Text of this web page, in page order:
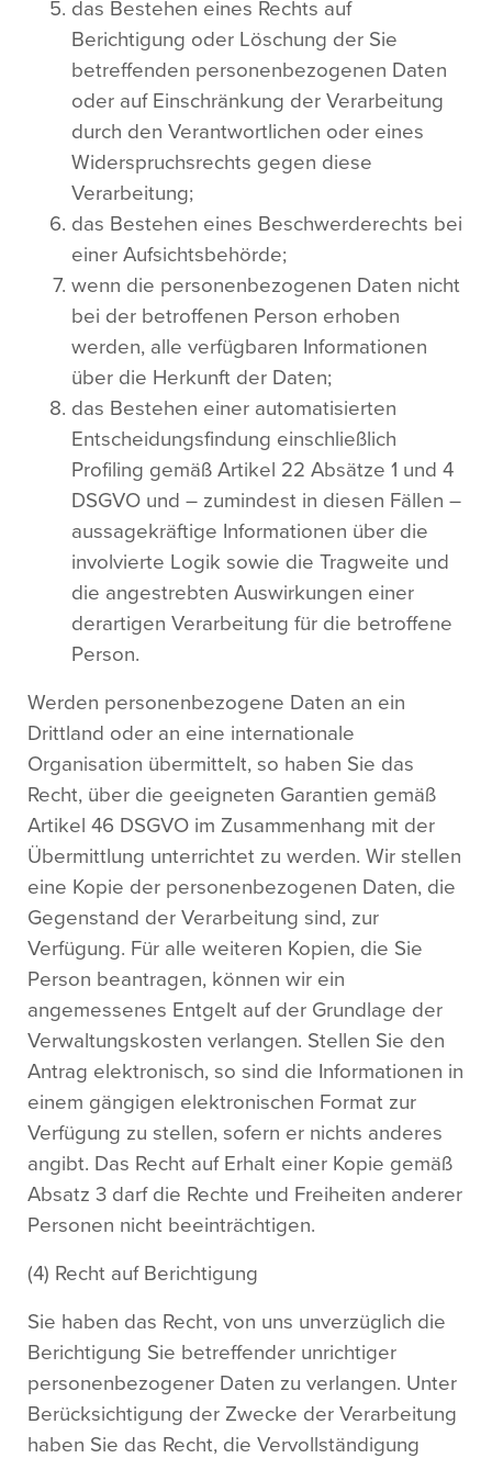
das Bestehen eines Rechts auf
Berichtigung oder Löschung der Sie
betreffenden personenbezogenen Daten
oder auf Einschränkung der Verarbeitung
durch den Verantwortlichen oder eines
Widerspruchsrechts gegen diese
Verarbeitung;
das Bestehen eines Beschwerderechts bei
einer Aufsichtsbehörde;
wenn die personenbezogenen Daten nicht
bei der betroffenen Person erhoben
werden, alle verfügbaren Informationen
über die Herkunft der Daten;
das Bestehen einer automatisierten
Entscheidungsfindung einschließlich
Profiling gemäß Artikel 22 Absätze 1 und 4
DSGVO und – zumindest in diesen Fällen –
aussagekräftige Informationen über die
involvierte Logik sowie die Tragweite und
die angestrebten Auswirkungen einer
derartigen Verarbeitung für die betroffene
Person.
Werden personenbezogene Daten an ein
Drittland oder an eine internationale
Organisation übermittelt, so haben Sie das
Recht, über die geeigneten Garantien gemäß
Artikel 46 DSGVO im Zusammenhang mit der
Übermittlung unterrichtet zu werden. Wir stellen
eine Kopie der personenbezogenen Daten, die
Gegenstand der Verarbeitung sind, zur
Verfügung. Für alle weiteren Kopien, die Sie
Person beantragen, können wir ein
angemessenes Entgelt auf der Grundlage der
Verwaltungskosten verlangen. Stellen Sie den
Antrag elektronisch, so sind die Informationen in
einem gängigen elektronischen Format zur
Verfügung zu stellen, sofern er nichts anderes
angibt. Das Recht auf Erhalt einer Kopie gemäß
Absatz 3 darf die Rechte und Freiheiten anderer
Personen nicht beeinträchtigen.
(4) Recht auf Berichtigung
Sie haben das Recht, von uns unverzüglich die
Berichtigung Sie betreffender unrichtiger
personenbezogener Daten zu verlangen. Unter
Berücksichtigung der Zwecke der Verarbeitung
haben Sie das Recht, die Vervollständigung